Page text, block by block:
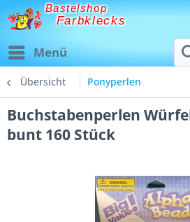
Bastelshop
Farbklecks
Menü
Übersicht Ponyperlen
Buchstabenperlen
bunt 160 Stück